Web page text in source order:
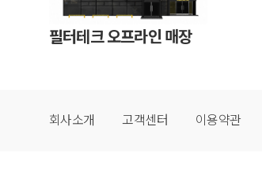
필터테크 오프라인 매장
회사소개 고객센터 이용약관